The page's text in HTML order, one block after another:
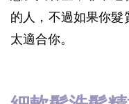
的人，不過如果你
太適合你。